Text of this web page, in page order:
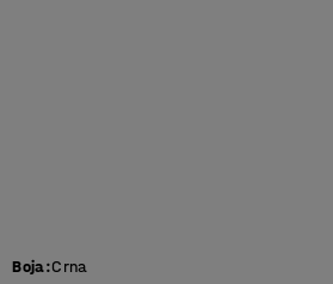
Boja:Crna